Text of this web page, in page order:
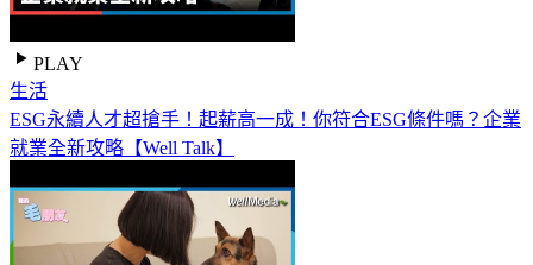
PLAY
生活
ESG永續人才超搶手！起薪高一成！你符合ESG條件嗎？企業
就業全新攻略【Well Talk】